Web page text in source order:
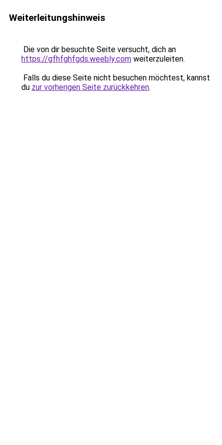
Weiterleitungshinweis
Die von dir besuchte Seite versucht, dich an
https://gfhfghfgds.weebly.com weiterzuleiten.
Falls du diese Seite nicht besuchen möchtest, kannst
du zur vorherigen Seite zurückkehren.